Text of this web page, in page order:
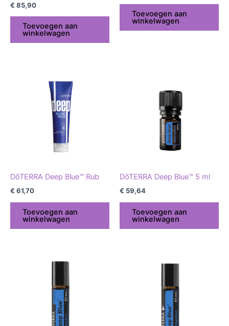
€ 85,90
Toevoegen aan
winkelwagen
Toevoegen aan
winkelwagen
DōTERRA Deep Blue™ Rub
€ 61,70
Toevoegen aan
winkelwagen
DōTERRA Deep Blue™ 5 ml
€ 59,64
Toevoegen aan
winkelwagen